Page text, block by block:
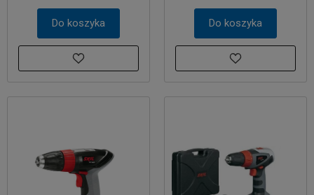
Do koszyka Do koszyka